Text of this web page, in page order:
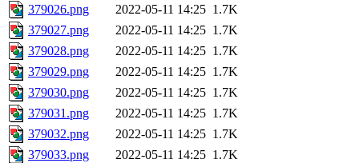
379026.png
2022-05-11 14:25 1.7K
379027.png
2022-05-11 14:25 1.7K
379028.png
2022-05-11 14:25 1.7K
379029.png
2022-05-11 14:25 1.7K
379030.png
2022-05-11 14:25 1.7K
379031.png
2022-05-11 14:25 1.7K
379032.png
2022-05-11 14:25 1.7K
379033.png
2022-05-11 14:25 1.7K